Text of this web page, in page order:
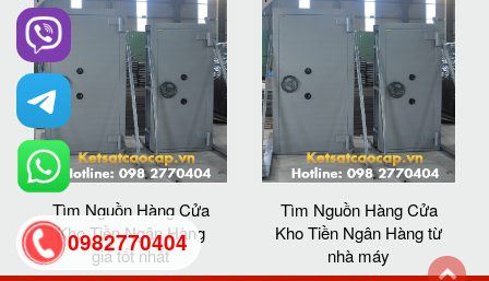
Tìm Nguồn Hàng Cửa
Kho Tiền Ngân Hàng
giá tốt nhất
Tìm Nguồn Hàng Cửa
Kho Tiền Ngân Hàng từ
nhà máy
0982770404